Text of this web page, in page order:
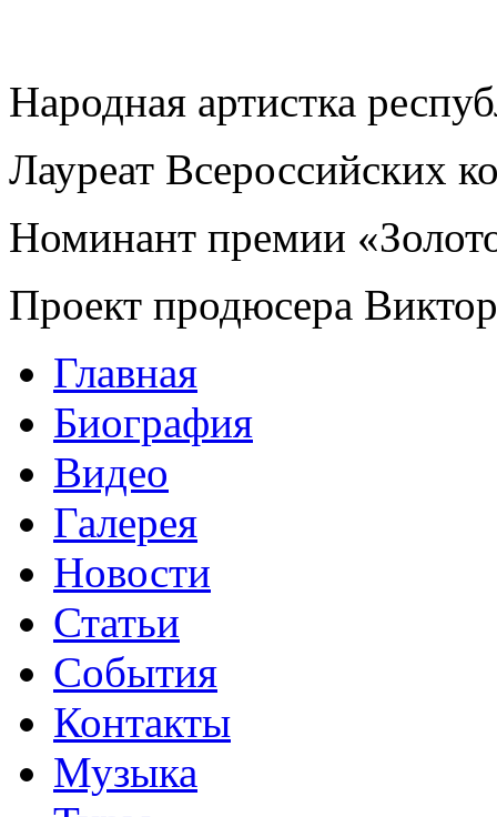
Народная артистка
Лауреат Всероссийских
Номинант премии
Проект продюсера
Главная
Биография
Видео
Галерея
Новости
Статьи
События
Контакты
Музыка